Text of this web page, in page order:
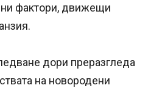
фактори, движещи
дори преразгледа
на новородени